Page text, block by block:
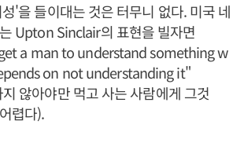
'을 들이대는 것은 터무니 없다. 미국 네
Upton Sinclair의 표현을 빌자면
a man to understand something w
on not understanding it"
않아야만 먹고 사는 사람에게 그것
렵다).